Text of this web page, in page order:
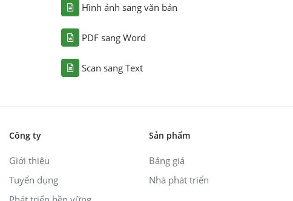
Hình ảnh sang văn bản
PDF sang Word
Scan sang Text
Công ty
Giới thiệu
Tuyển dụng
Sản phẩm
Bảng giá
Nhà phát triển